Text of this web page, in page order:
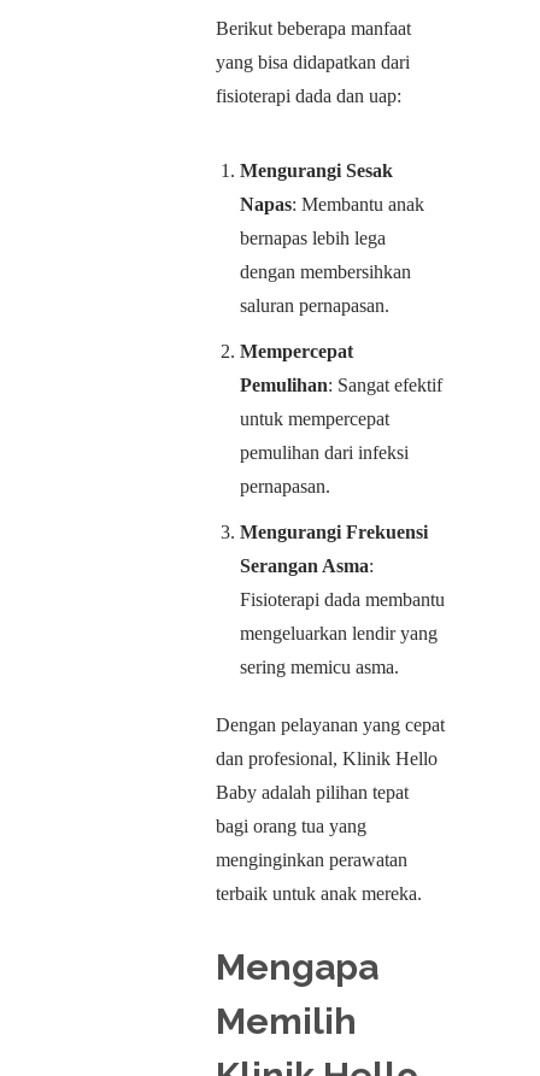
Berikut beberapa manfaat
yang bisa didapatkan dari
fisioterapi dada dan uap:
Mengurangi Sesak
Napas: Membantu anak
bernapas lebih lega
dengan membersihkan
saluran pernapasan.
Mempercepat
Pemulihan: Sangat efektif
untuk mempercepat
pemulihan dari infeksi
pernapasan.
Mengurangi Frekuensi
Serangan Asma:
Fisioterapi dada membantu
mengeluarkan lendir yang
sering memicu asma.
Dengan pelayanan yang cepat
dan profesional, Klinik Hello
Baby adalah pilihan tepat
bagi orang tua yang
menginginkan perawatan
terbaik untuk anak mereka.
Mengapa
Memilih